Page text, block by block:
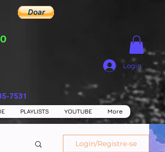
7531
Login
PLAYLISTS YOUTUBE More
Login/Registre-se